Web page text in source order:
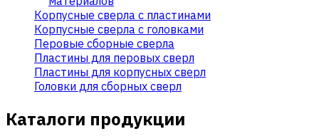
Корпусные сверла с пластинами
Корпусные сверла с головками
Перовые сборные сверла
Пластины для перовых сверл
Пластины для корпусных сверл
Головки для сборных сверл
Каталоги продукции